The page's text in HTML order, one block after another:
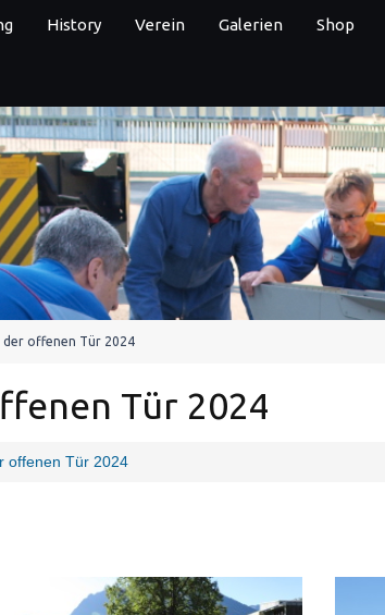
History Verein Galerien Shop
der offenen Tür 2024
Tür 2024
offenen Tür 2024